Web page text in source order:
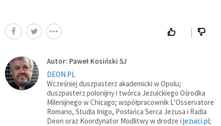
Autor: Paweł Kosiński SJ
DEON.PL
Wcześniej duszpasterz akademicki w Opolu;
duszpasterz polonijny i twórca Jezuickiego Ośrodka
Milenijnego w Chicago; współpracownik L’Osservatore
Romano, Studia Inigo, Posłańca Serca Jezusa i Radia
Deon oraz Koordynator Modlitwy w drodze i jezuici.pl;